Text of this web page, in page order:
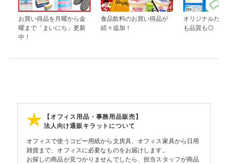
お買い得品を月曜から金
曜まで「まいにち」更新
中！
食品飲料のお買い得品が
続々追加！
オリジナルだか
も品質も◎
【オフィス用品・事務用品販売】
法人向け通販キラットについて
オフィスで使うコピー用紙から文房具、オフィス家具から日用
雑貨まで、オフィスに必要なものをお届けします。
お探しの商品が見つかりませんでしたら、担当スタッフが商品